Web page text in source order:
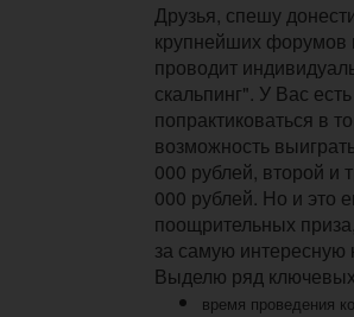
Друзья, спешу
крупнейших форумов
проводит
скальпинг". У Вас
попрактиковаться в
возможность
000 рублей, второй и
000 рублей. Но и это
поощрительных
за самую интересную
Выделю ряд
время проведения